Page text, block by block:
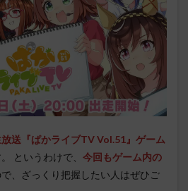
放送『ぱかライブTV Vol.51』ゲーム
というわけで、 今回もゲーム内の
、ざっくり把握したい人はぜひご